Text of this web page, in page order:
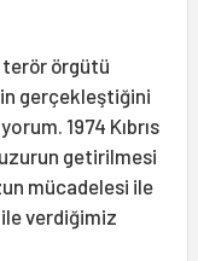
terör örgütü
gerçekleştiğini
1974 Kıbrıs
getirilmesi
mücadelesi ile
ile verdiğimiz